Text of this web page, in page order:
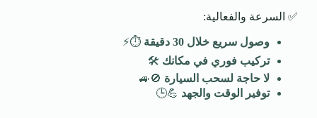
✅ السرعة والفعالية:
وصول سريع خلال 30 دقيقة
⏱️⚡
تركيب فوري في مكانك 🛠️
لا حاجة لسحب السيارة 🚫🚙
توفير الوقت والجهد 💪🕒